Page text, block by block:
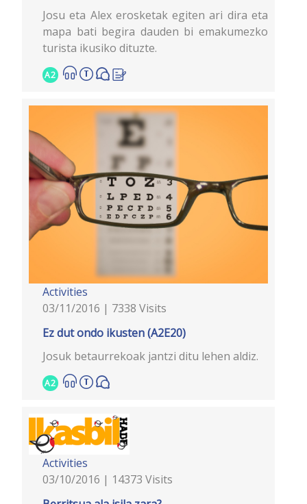
Josu eta Alex erosketak egiten ari dira eta
mapa bati begira dauden bi emakumezko
turista ikusiko dituzte.
A2
Activities
03/11/2016 | 7338 Visits
Ez dut ondo ikusten (A2E20)
Josuk betaurrekoak jantzi ditu lehen aldiz.
A2
Activities
03/10/2016 | 14373 Visits